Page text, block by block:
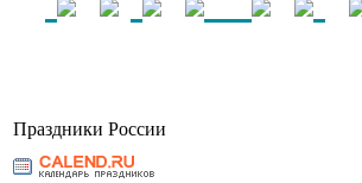
Праздники России